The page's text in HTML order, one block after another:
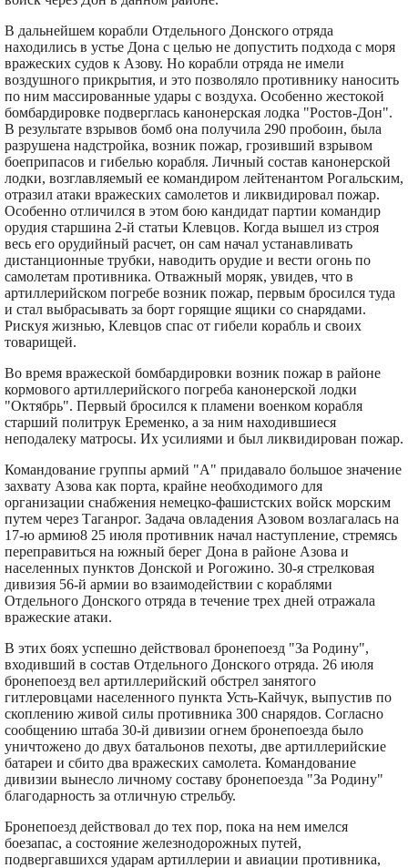
В дальнейшем корабли Отдельного Донского отряда
находились в устье Дона с целью не допустить подхода с моря
вражеских судов к Азову. Но корабли отряда не имели
воздушного прикрытия, и это позволяло противнику наносить
по ним массированные удары с воздуха. Особенно жестокой
бомбардировке подверглась канонерская лодка "Ростов-Дон".
В результате взрывов бомб она получила 290 пробоин, была
разрушена надстройка, возник пожар, грозивший взрывом
боеприпасов и гибелью корабля. Личный состав канонерской
лодки, возглавляемый ее командиром лейтенантом Рогальским,
отразил атаки вражеских самолетов и ликвидировал пожар.
Особенно отличился в этом бою кандидат партии командир
орудия старшина 2-й статьи Клевцов. Когда вышел из строя
весь его орудийный расчет, он сам начал устанавливать
дистанционные трубки, наводить орудие и вести огонь по
самолетам противника. Отважный моряк, увидев, что в
артиллерийском погребе возник пожар, первым бросился туда
и стал выбрасывать за борт горящие ящики со снарядами.
Рискуя жизнью, Клевцов спас от гибели корабль и своих
товарищей.
Во время вражеской бомбардировки возник пожар в районе
кормового артиллерийского погреба канонерской лодки
"Октябрь". Первый бросился к пламени военком корабля
старший политрук Еременко, а за ним находившиеся
неподалеку матросы. Их усилиями и был ликвидирован пожар.
Командование группы армий "А" придавало большое значение
захвату Азова как порта, крайне необходимого для
организации снабжения немецко-фашистских войск морским
путем через Таганрог. Задача овладения Азовом возлагалась на
17-ю армию8 25 июля противник начал наступление, стремясь
переправиться на южный берег Дона в районе Азова и
населенных пунктов Донской и Рогожино. 30-я стрелковая
дивизия 56-й армии во взаимодействии с кораблями
Отдельного Донского отряда в течение трех дней отражала
вражеские атаки.
В этих боях успешно действовал бронепоезд "За Родину",
входивший в состав Отдельного Донского отряда. 26 июля
бронепоезд вел артиллерийский обстрел занятого
гитлеровцами населенного пункта Усть-Кайчук, выпустив по
скоплению живой силы противника 300 снарядов. Согласно
сообщению штаба 30-й дивизии огнем бронепоезда было
уничтожено до двух батальонов пехоты, две артиллерийские
батареи и сбито два вражеских самолета. Командование
дивизии вынесло личному составу бронепоезда "За Родину"
благодарность за отличную стрельбу.
Бронепоезд действовал до тех пор, пока на нем имелся
боезапас, а состояние железнодорожных путей,
подвергавшихся ударам артиллерии и авиации противника,